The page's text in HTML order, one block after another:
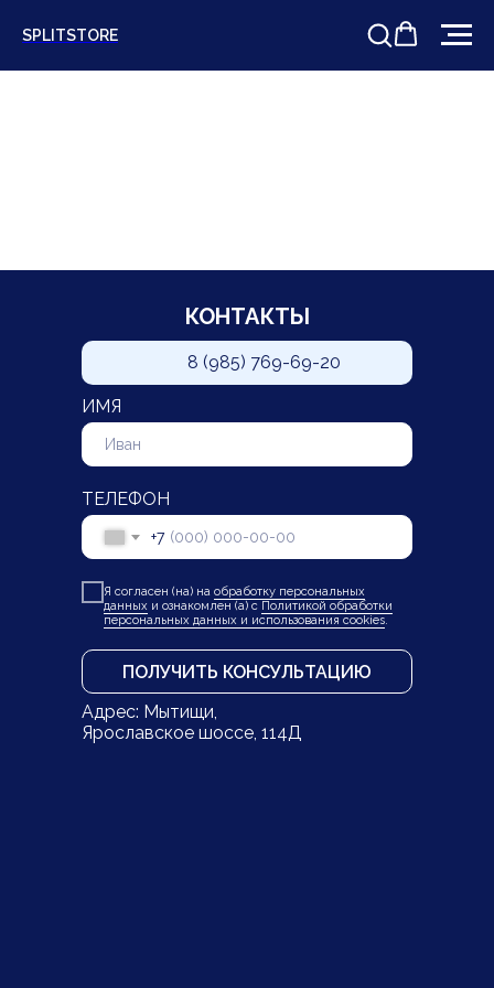
SPLITSTORE
Адрес: Мытищи,
Ярославское шоссе, 114Д
КОНТАКТЫ
8 (985) 769-69-20
ИМЯ
ТЕЛЕФОН
+7
Я согласен (на) на обработку персональных
данных и ознакомлен (а) с Политикой обработки
персональных данных и использования cookies.
ПОЛУЧИТЬ КОНСУЛЬТАЦИЮ